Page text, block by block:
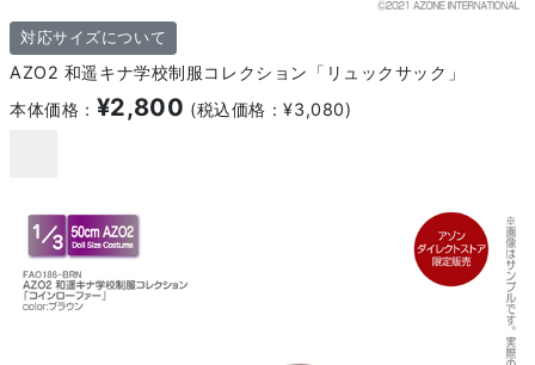
対応サイズについて
AZO2 和遥キナ学校制服コレクション「リュックサック」
本体価格： ¥2,800 (税込価格：¥3,080)